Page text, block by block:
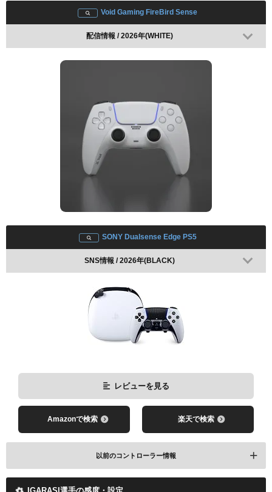
Void Gaming FireBird Sense
配信情報 / 2026年(WHITE)
SONY Dualsense Edge PS5
SNS情報 / 2026年(BLACK)
レビューを見る
Amazonで検索 楽天で検索
以前のコントローラー情報